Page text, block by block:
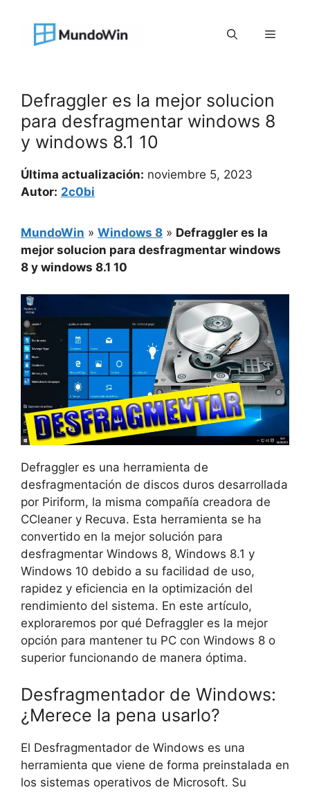
contenido
Menú
Defraggler es la mejor solucion
para desfragmentar windows 8
y windows 8.1 10
Última actualización: noviembre 5, 2023
Autor: 2c0bi
MundoWin » Windows 8 » Defraggler es la
mejor solucion para desfragmentar windows
8 y windows 8.1 10
Defraggler es una herramienta de
desfragmentación de discos duros desarrollada
por Piriform, la misma compañía creadora de
CCleaner y Recuva. Esta herramienta se ha
convertido en la mejor solución para
desfragmentar Windows 8, Windows 8.1 y
Windows 10 debido a su facilidad de uso,
rapidez y eficiencia en la optimización del
rendimiento del sistema. En este artículo,
exploraremos por qué Defraggler es la mejor
opción para mantener tu PC con Windows 8 o
superior funcionando de manera óptima.
Desfragmentador de Windows:
¿Merece la pena usarlo?
El Desfragmentador de Windows es una
herramienta que viene de forma preinstalada en
los sistemas operativos de Microsoft. Su